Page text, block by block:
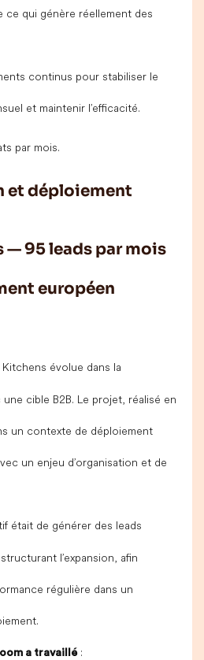
ce qui génère réellement des
continus pour stabiliser le
et maintenir l’efficacité.
par mois.
et déploiement
— 95 leads par mois
européen
évolue dans la
cible B2B. Le projet, réalisé en
un contexte de déploiement
un enjeu d’organisation et de
était de générer des leads
l’expansion, afin
régulière dans un
a travaillé: